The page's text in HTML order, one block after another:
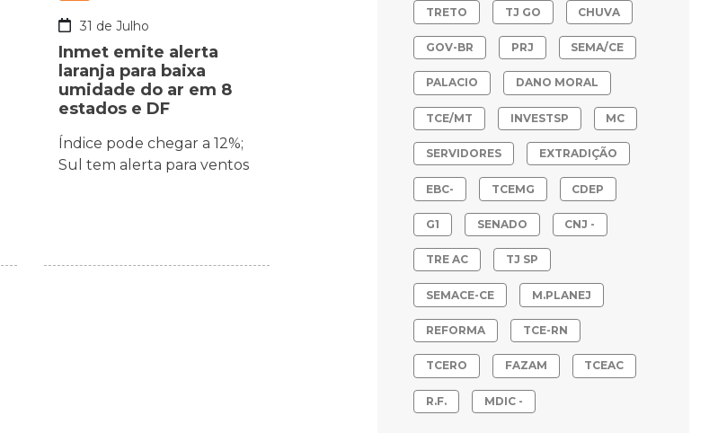
31 de Julho
Inmet emite alerta
laranja para baixa
umidade do ar em 8
estados e DF
Índice pode chegar a 12%;
Sul tem alerta para ventos
TRETO TJ GO CHUVA
GOV-BR PRJ SEMA/CE
PALACIO DANO MORAL
TCE/MT INVESTSP MC
SERVIDORES EXTRADIÇÃO
EBC- TCEMG CDEP
G1 SENADO CNJ -
TRE AC TJ SP
SEMACE-CE M.PLANEJ
REFORMA TCE-RN
TCERO FAZAM TCEAC
R.F. MDIC -